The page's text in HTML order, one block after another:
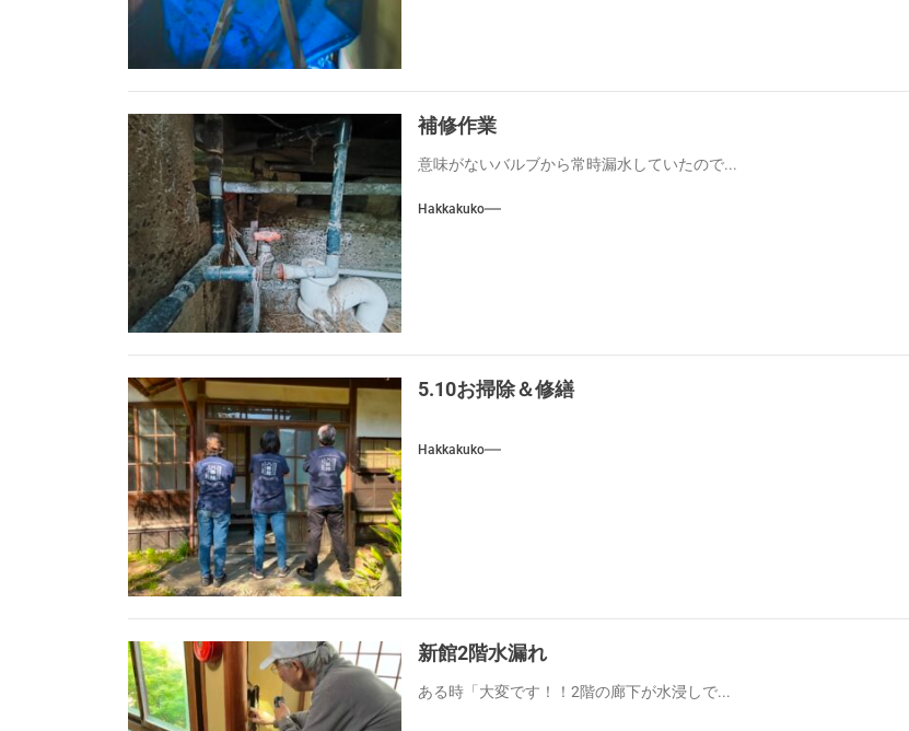
補修作業
意味がないバルブから常時漏水していたので...
Hakkakuko
5.10お掃除＆修繕
Hakkakuko
新館2階水漏れ
ある時「大変です！！2階の廊下が水浸しで...